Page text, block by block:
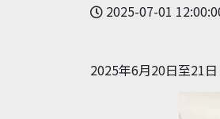
2025-07-01
2025年6月20日至21